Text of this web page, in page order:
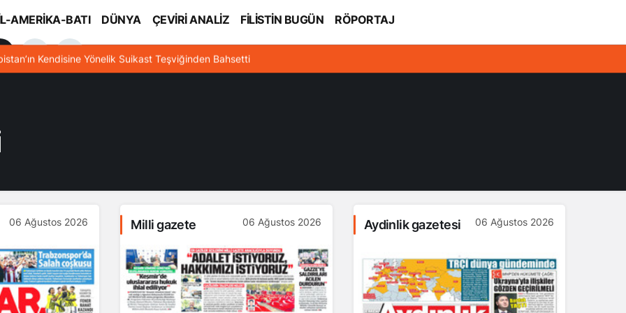
AMERİKA-BATI DÜNYA ÇEVİRİ ANALİZ FİLİSTİN BUGÜN RÖPORTAJ
Kendisine Yönelik Suikast Teşviğinden Bahsetti
06 Ağustos 2026 Milli gazete 06 Ağustos 2026 Aydinlik gazetesi 06 Ağustos 2026